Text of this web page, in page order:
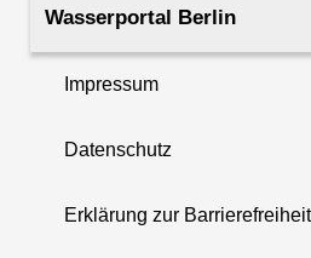
Wasserportal Berlin
Impressum
Datenschutz
Erklärung zur Barrierefreiheit